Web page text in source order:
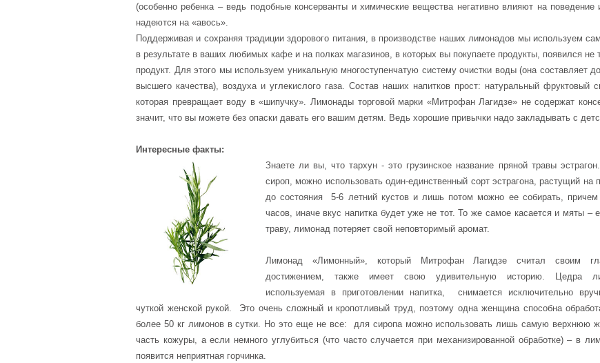
(особенно ребенка – ведь подобные консерванты и химические вещества негативно влияют на
надеются на «авось».
Поддерживая и сохраняя традиции здорового питания, в производстве наших лимонадов мы используем
в результате в ваших любимых кафе и на полках магазинов, в которых вы покупаете продукты, появился
продукт. Для этого мы используем уникальную многоступенчатую систему очистки воды (она составляет
высшего качества), воздуха и углекислого газа. Состав наших напитков прост: натуральный фруктовый
которая превращает воду в «шипучку». Лимонады торговой марки «Митрофан Лагидзе» не содержат
значит, что вы можете без опаски давать его вашим детям. Ведь хорошие привычки надо закладывать с
Интересные факты:
Знаете ли вы, что тархун - это грузинское название пряной травы
сироп, можно использовать один-единственный сорт эстрагона, растущий на
до состояния 5-6 летний кустов и лишь потом можно ее собирать,
часов, иначе вкус напитка будет уже не тот. То же самое касается и мяты –
траву, лимонад потеряет свой неповторимый аромат.
Лимонад «Лимонный», который Митрофан Лагидзе считал своим
достижением, также имеет свою удивительную историю. Цедра
используемая в приготовлении напитка, снимается исключительно
чуткой женской рукой. Это очень сложный и кропотливый труд, поэтому одна женщина способна
более 50 кг лимонов в сутки. Но это еще не все: для сиропа можно использовать лишь самую верхнюю
часть кожуры, а если немного углубиться (что часто случается при механизированной обработке) – в
появится неприятная горчинка.